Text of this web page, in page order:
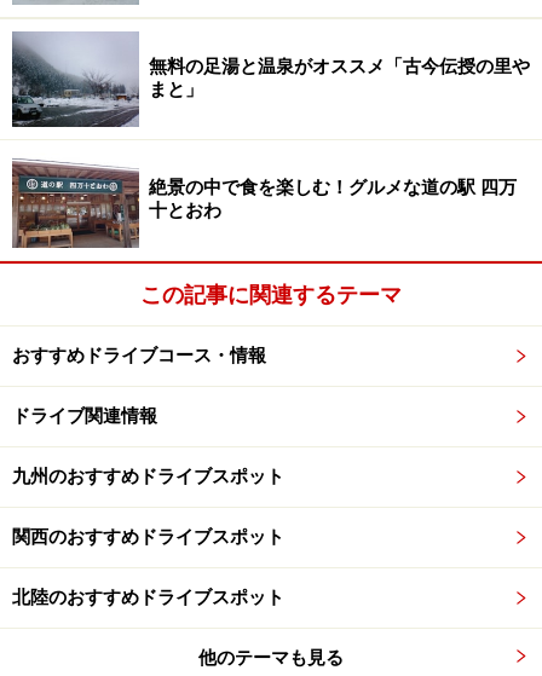
無料の足湯と温泉がオススメ「古今伝授の里や
まと」
絶景の中で食を楽しむ！グルメな道の駅 四万
十とおわ
この記事に関連するテーマ
おすすめドライブコース・情報
ドライブ関連情報
九州のおすすめドライブスポット
関西のおすすめドライブスポット
北陸のおすすめドライブスポット
他のテーマも見る